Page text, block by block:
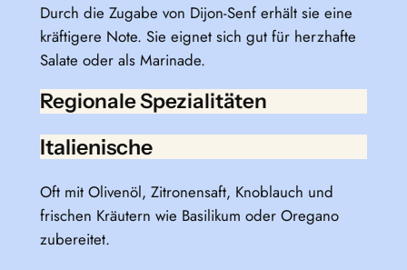
Durch die Zugabe von Dijon-Senf erhält sie eine
kräftigere Note. Sie eignet sich gut für herzhafte
Salate oder als Marinade.
Regionale Spezialitäten
Italienische
Oft mit Olivenöl, Zitronensaft, Knoblauch und
frischen Kräutern wie Basilikum oder Oregano
zubereitet.